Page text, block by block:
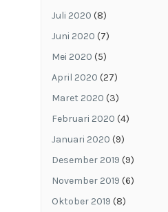
Juli 2020 (8)
Juni 2020 (7)
Mei 2020 (5)
April 2020 (27)
Maret 2020 (3)
Februari 2020 (4)
Januari 2020 (9)
Desember 2019 (9)
November 2019 (6)
Oktober 2019 (8)